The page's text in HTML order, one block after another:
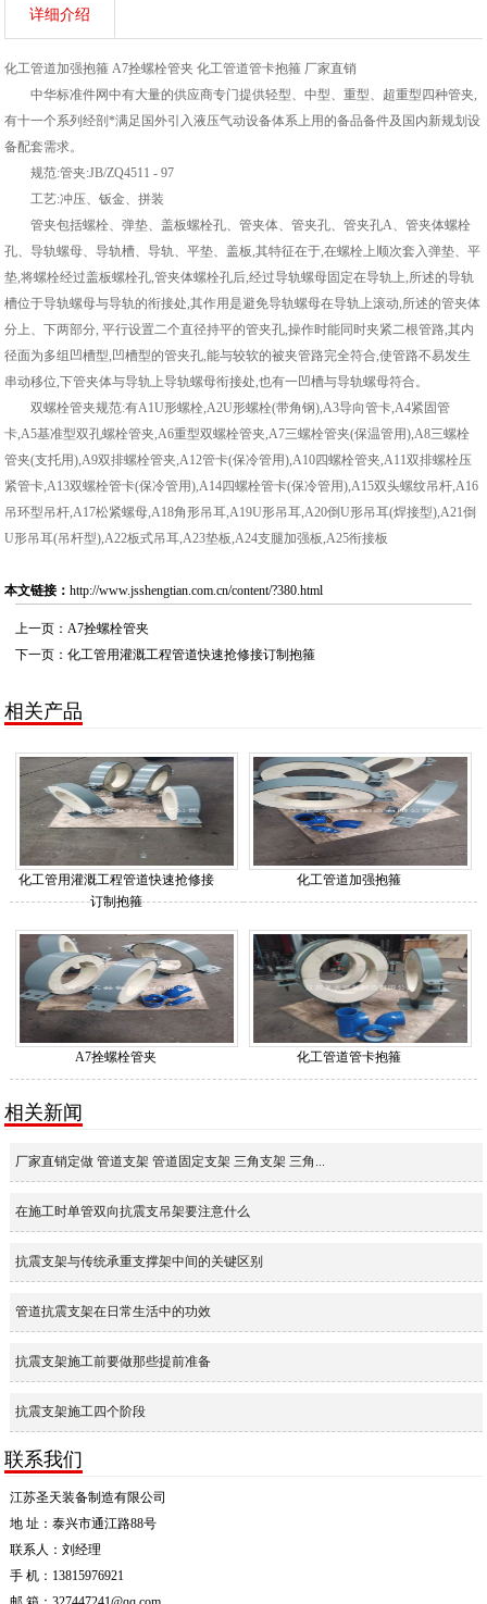
详细介绍
化工管道加强抱箍 A7拴螺栓管夹 化工管道管卡抱箍 厂家直销
中华标准件网中有大量的供应商专门提供轻型、中型、重型、超重型四种管夹,
有十一个系列经剖*满足国外引入液压气动设备体系上用的备品备件及国内新规划设
备配套需求。
规范:管夹:JB/ZQ4511 - 97
工艺:冲压、钣金、拼装
管夹包括螺栓、弹垫、盖板螺栓孔、管夹体、管夹孔、管夹孔A、管夹体螺栓
孔、导轨螺母、导轨槽、导轨、平垫、盖板,其特征在于,在螺栓上顺次套入弹垫、平
垫,将螺栓经过盖板螺栓孔,管夹体螺栓孔后,经过导轨螺母固定在导轨上,所述的导轨
槽位于导轨螺母与导轨的衔接处,其作用是避免导轨螺母在导轨上滚动,所述的管夹体
分上、下两部分, 平行设置二个直径持平的管夹孔,操作时能同时夹紧二根管路,其内
径面为多组凹槽型,凹槽型的管夹孔,能与较软的被夹管路完全符合,使管路不易发生
串动移位,下管夹体与导轨上导轨螺母衔接处,也有一凹槽与导轨螺母符合。
双螺栓管夹规范:有A1U形螺栓,A2U形螺栓(带角钢),A3导向管卡,A4紧固管
卡,A5基准型双孔螺栓管夹,A6重型双螺栓管夹,A7三螺栓管夹(保温管用),A8三螺栓
管夹(支托用),A9双排螺栓管夹,A12管卡(保冷管用),A10四螺栓管夹,A11双排螺栓压
紧管卡,A13双螺栓管卡(保冷管用),A14四螺栓管卡(保冷管用),A15双头螺纹吊杆,A16
吊环型吊杆,A17松紧螺母,A18角形吊耳,A19U形吊耳,A20倒U形吊耳(焊接型),A21倒
U形吊耳(吊杆型),A22板式吊耳,A23垫板,A24支腿加强板,A25衔接板
本文链接：http://www.jsshengtian.com.cn/content/?380.html
上一页：A7拴螺栓管夹
下一页：化工管用灌溉工程管道快速抢修接订制抱箍
相关产品
化工管用灌溉工程管道快速抢修接
订制抱箍
化工管道加强抱箍
A7拴螺栓管夹 化工管道管卡抱箍
相关新闻
厂家直销定做 管道支架 管道固定支架 三角支架 三角...
在施工时单管双向抗震支吊架要注意什么
抗震支架与传统承重支撑架中间的关键区别
管道抗震支架在日常生活中的功效
抗震支架施工前要做那些提前准备
抗震支架施工四个阶段
联系我们
江苏圣天装备制造有限公司
地 址：泰兴市通江路88号
联系人：刘经理
手 机：13815976921